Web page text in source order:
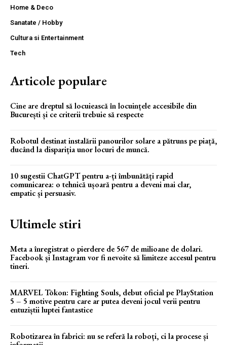
Home & Deco
Sanatate / Hobby
Cultura si Entertainment
Tech
Articole populare
Cine are dreptul să locuiească în locuințele accesibile din
București și ce criterii trebuie să respecte
Robotul destinat instalării panourilor solare a pătruns pe piață,
ducând la dispariția unor locuri de muncă.
10 sugestii ChatGPT pentru a-ți îmbunătăți rapid
comunicarea: o tehnică ușoară pentru a deveni mai clar,
empatic și persuasiv.
Ultimele stiri
Meta a înregistrat o pierdere de 567 de milioane de dolari.
Facebook și Instagram vor fi nevoite să limiteze accesul pentru
tineri.
MARVEL Tōkon: Fighting Souls, debut oficial pe PlayStation
5 – 5 motive pentru care ar putea deveni jocul verii pentru
entuziștii luptei fantastice
Robotizarea în fabrici: nu se referă la roboți, ci la procese și